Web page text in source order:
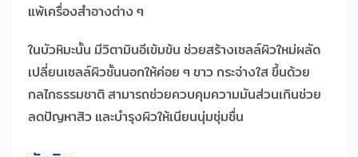
แพ้เครื่องสำอางต่าง ๆ
ในบัวหิมะนั้น มีวิตามินอีเข้มข้น ช่วยสร้างเซลล์ผิวใหม่ผลัด
เปลี่ยนเซลล์ผิวชั้นนอกให้ค่อย ๆ ขาว กระจ่างใส ขึ้นด้วย
กลไกธรรมชาติ สามารถช่วยควบคุมความมันส่วนเกินช่วย
ลดปัญหาสิว และบำรุงผิวให้เนียนนุ่มชุ่มชื่น